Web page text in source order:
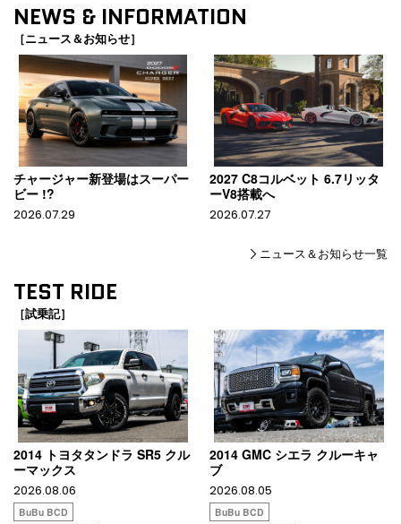
NEWS & INFORMATION
［ニュース＆お知らせ］
チャージャー新登場はスーパー
ビー !?
2026.07.29
2027 C8コルベット 6.7リッタ
ーV8搭載へ
2026.07.27
ニュース＆お知らせ一覧
TEST RIDE
［試乗記］
2014 トヨタタンドラ SR5 クル
ーマックス
2026.08.06
BuBu BCD
2014 GMC シエラ クルーキャ
ブ
2026.08.05
BuBu BCD